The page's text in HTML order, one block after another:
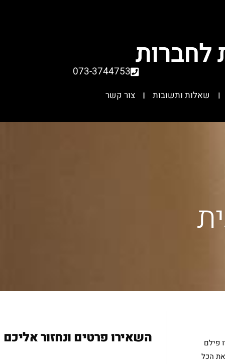
לחברות
שאלות ותשובות צור קשר
073-3744753
פילם
את הכל
השאירו פרטים ונחזור אליכם